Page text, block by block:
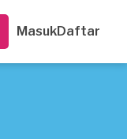
MasukDaftar